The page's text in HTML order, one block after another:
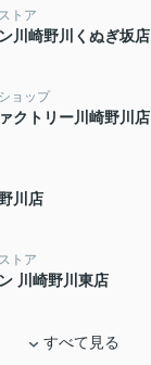
トア
川崎野川くぬぎ坂店
ョップ
クトリー川崎野川店
川店
トア
川崎野川東店
すべて見る